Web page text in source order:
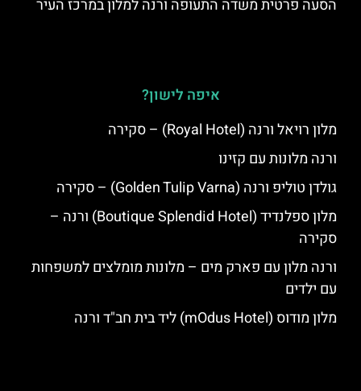
הסעה פרטית משדה התעופה ורנה למלון במרכז העיר
איפה לישון?
מלון רויאל ורנה (Royal Hotel) – סקירה
ורנה מלונות עם קזינו
גולדן טוליפ ורנה (Golden Tulip Varna) – סקירה
מלון ספלנדיד (Boutique Splendid Hotel) ורנה –
סקירה
ורנה מלון עם פארק מים – מלונות מומלצים למשפחות
עם ילדים
מלון מודוס (mOdus Hotel) ליד בית חב"ד ורנה